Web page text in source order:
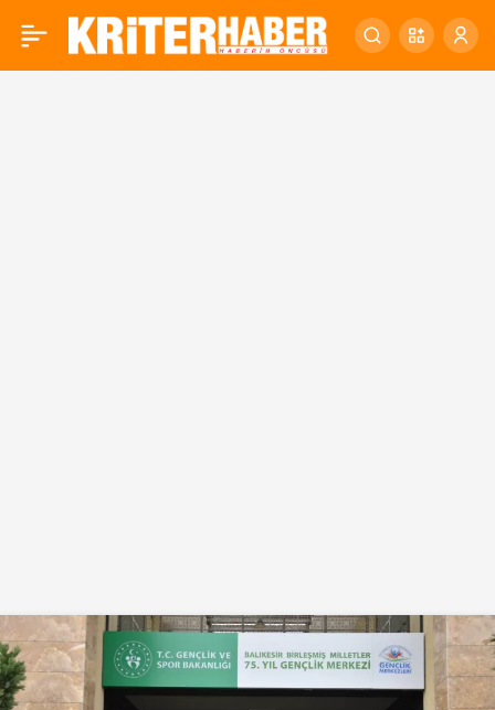
Yağı getir, mamayı götür 0